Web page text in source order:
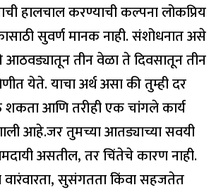
हालचाल करण्याची कल्पना लोकप्रिय
सुवर्ण मानक नाही. संशोधनात असे
तीन वेळा ते दिवसातून तीन
येते.याचा अर्थ असा की तुम्ही दर
शकता आणि तरीही एक चांगले कार्य
आहे.जर तुमच्या आतड्याच्या सवयी
असतील, तर चिंतेचे कारण नाही.
वारंवारता, सुसंगतता किंवा सहजतेत